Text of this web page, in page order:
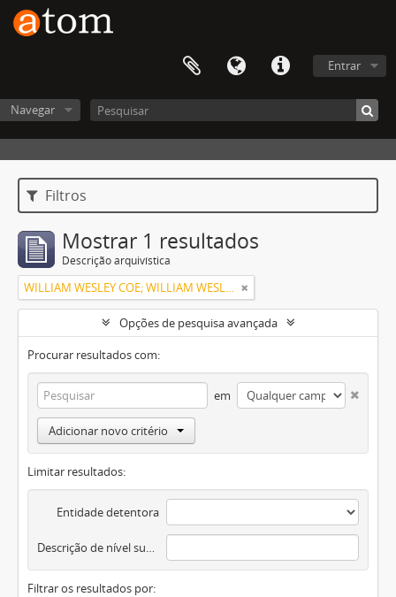
Entrar
Navegar
Filtros
Mostrar 1 resultados
Descrição arquivística
WILLIAM WESLEY COE; WILLIAM WESLEY COE JUNIOR
Opções de pesquisa avançada
Procurar resultados com:
em
Adicionar novo critério
Limitar resultados:
Entidade detentora
Descrição de nível superior
Filtrar os resultados por: